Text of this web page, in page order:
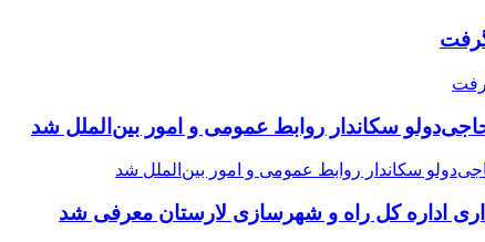
سکاندار روابط عمومی و امور بین‌الملل شد
اداره کل راه و شهرسازی لارستان معرفی شد